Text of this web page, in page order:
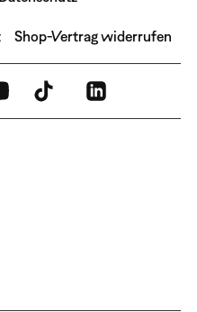
Shop-Vertrag widerrufen